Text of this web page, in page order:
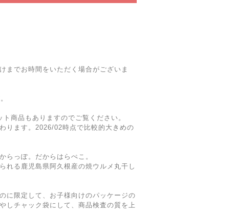
までお時間をいただく場合がございま
商品もありますのでご覧ください。
ります。2026/02時点で比較的大きめの
らっぽ。だからはらぺこ。
れる鹿児島県阿久根産の焼ウルメ丸干し
に限定して、お子様向けのパッケージの
しチャック袋にして、商品検査の質を上